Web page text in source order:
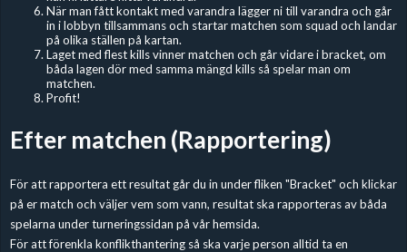
När man fått kontakt med varandra lägger ni till varandra och går
in i lobbyn tillsammans och startar matchen som squad och landar
på olika ställen på kartan.
Laget med flest kills vinner matchen och går vidare i bracket, om
båda lagen dör med samma mängd kills så spelar man om
matchen.
Profit!
Efter matchen (Rapportering)
För att rapportera ett resultat går du in under fliken "Bracket" och klickar
på er match och väljer vem som vann, resultat ska rapporteras av båda
spelarna under turneringssidan på vår hemsida.
För att förenkla konflikthantering så ska varje person alltid ta en